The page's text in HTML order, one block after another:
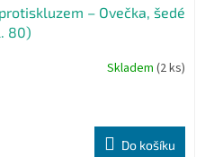
– Ovečka, šedé
80)
Skladem (2 ks)
Do košíku